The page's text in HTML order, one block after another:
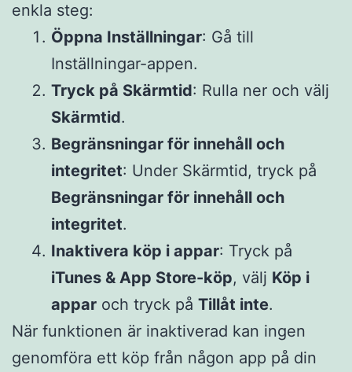
enkla steg:
Öppna Inställningar: Gå till
Inställningar-appen.
Tryck på Skärmtid: Rulla ner och välj
Skärmtid.
Begränsningar för innehåll och
integritet: Under Skärmtid, tryck på
Begränsningar för innehåll och
integritet.
Inaktivera köp i appar: Tryck på
iTunes & App Store-köp, välj Köp i
appar och tryck på Tillåt inte.
När funktionen är inaktiverad kan ingen
genomföra ett köp från någon app på din